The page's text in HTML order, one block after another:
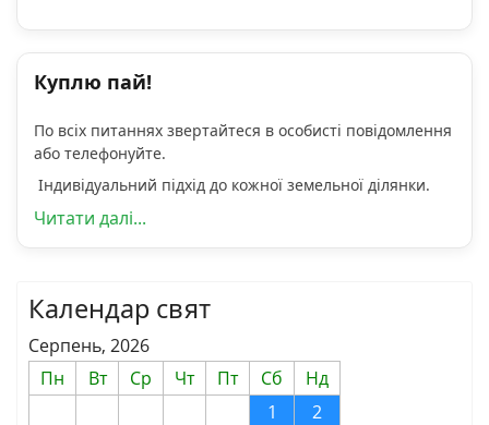
Куплю пай!
По всіх питаннях звертайтеся в особисті повідомлення
або телефонуйте.
Індивідуальний підхід до кожної земельної ділянки.
Читати далі...
Календар свят
Серпень, 2026
Пн
Вт Ср Чт Пт Сб
Нд
1
2